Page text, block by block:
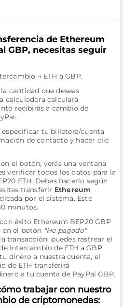
de Ethereum
GBP, necesitas seguir
→ ETH a GBP.
cantidad que deseas
calculadora calculará
recibirás a cambio de
tu billetera/cuenta
de contacto y hacer clic
el botón, verás una ventana
verificar todos los datos para la
ETH. Debes hacerlo según
transferir Ethereum
por el sistema. Este
minutos.
éxito Ethereum BEP20 GBP
en el botón "He pagado".
transacción, puedes rastrear el
intercambio de ETH a GBP.
dinero a nuestra cuenta, el
de ETH transferirá
a tu cuenta de PayPal GBP.
trabajar con nuestro
de criptomonedas: